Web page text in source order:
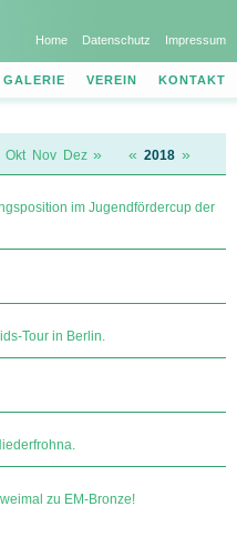
Home Datenschutz Impressum
GALERIE VEREIN KONTAKT
Okt Nov Dez » « 2018 »
im Jugendfördercup der
Tour in Berlin.
zu EM-Bronze!